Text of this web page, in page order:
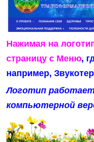
Нажимая на
страницу с Меню,
например,
Логотип
компьютерной